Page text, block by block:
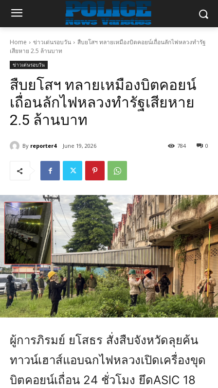
Home ข่าวเด่นรอบวัน
สืบยโสฯ ทลายเหมืองบิตคอยน์เถื่อนลักไฟหลวงทำรัฐ
เสียหาย 2.5 ล้านบาท
ข่าวเด่นรอบวัน
สืบยโสฯ ทลายเหมืองบิตคอยน์
เถื่อนลักไฟหลวงทำรัฐเสียหาย
2.5 ล้านบาท
By reporter4 June 19, 2026 0
784
ผู้การภิรมย์ ยโสธร สั่งสืบจังหวัดลุยค้น
ทาวน์เฮาส์แอบฉกไฟหลวงเปิดเครื่องขุด
บิตคอยน์เถื่อน 24 ชั่วโมง ยึดASIC 18